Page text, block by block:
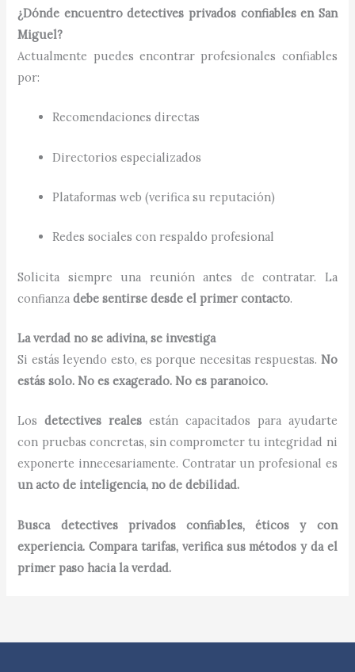
¿Dónde encuentro detectives privados confiables en San
Miguel?
Actualmente puedes encontrar profesionales confiables
por:
Recomendaciones directas
Directorios especializados
Plataformas web (verifica su reputación)
Redes sociales con respaldo profesional
Solicita siempre una reunión antes de contratar. La
confianzadebe sentirse desde el primer contacto.
La verdad no se adivina, se investiga
Si estás leyendo esto, es porque necesitas respuestas. No
estás solo. No es exagerado. No es paranoico.
Losdetectives reales están capacitados para ayudarte
con pruebas concretas, sin comprometer tu integridad ni
exponerte innecesariamente. Contratar un profesional es
un acto de inteligencia, no de debilidad.
Busca detectives privados confiables, éticos y con
experiencia. Compara tarifas, verifica sus métodos y da el
primer paso hacia la verdad.